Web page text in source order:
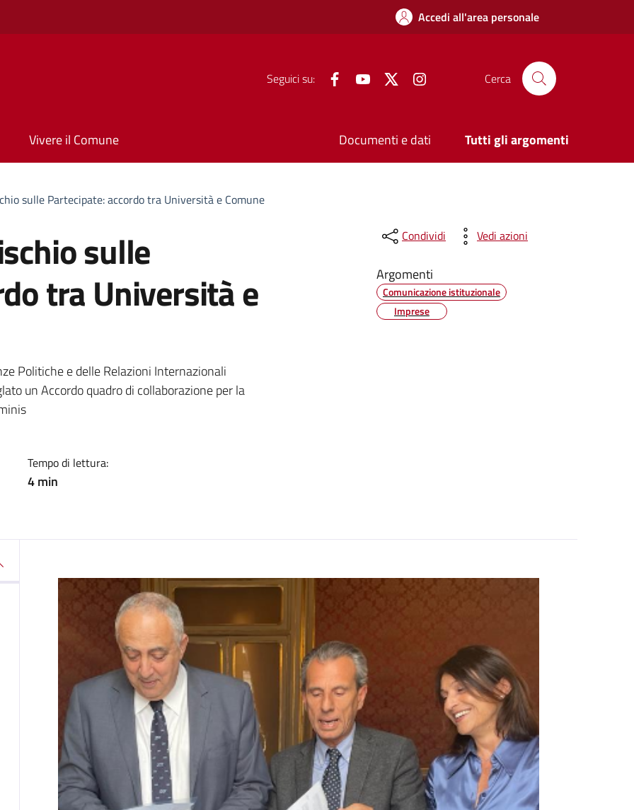
Accedi all'area personale
Seguici su: FacebookYouTube Twitter Cerca
Vivere il Comune Documenti e dati Tutti gli argomenti
sulle Partecipate: accordo tra Università e Comune
sulle
tra Università e
Politiche e delle Relazioni Internazionali
un Accordo quadro di collaborazione per la
Tempo di lettura:
4 min
Condividi Vedi azioni
Argomenti
Comunicazione istituzionale
Imprese